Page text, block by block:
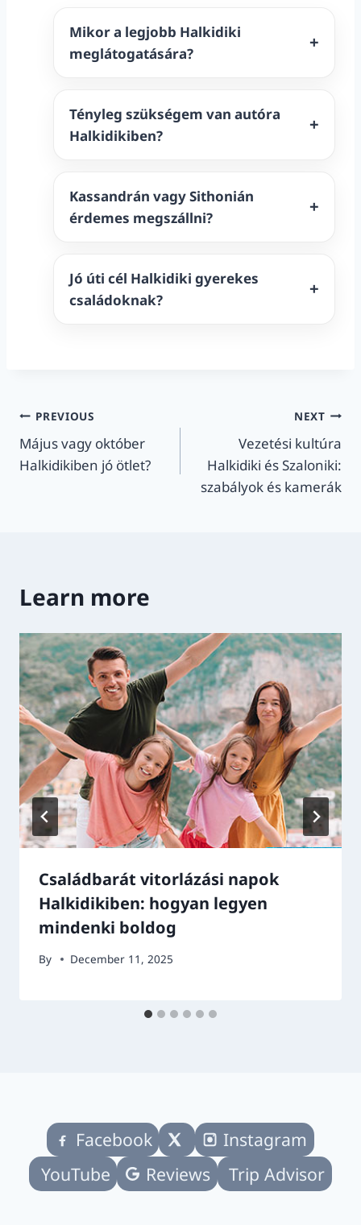
Mikor a legjobb Halkidiki
meglátogatására?
Tényleg szükségem van autóra
Halkidikiben?
Kassandrán vagy Sithonián
érdemes megszállni?
Jó úti cél Halkidiki gyerekes
családoknak?
Post
navigation
PREVIOUS
Május vagy október
Halkidikiben jó ötlet?
NEXT
Vezetési kultúra
Halkidiki és Szaloniki:
szabályok és kamerák
Learn more
Családbarát vitorlázási napok
Halkidikiben: hogyan legyen
mindenki boldog
By December 11, 2025
Facebook
Instagram
YouTube
Reviews Trip Advisor